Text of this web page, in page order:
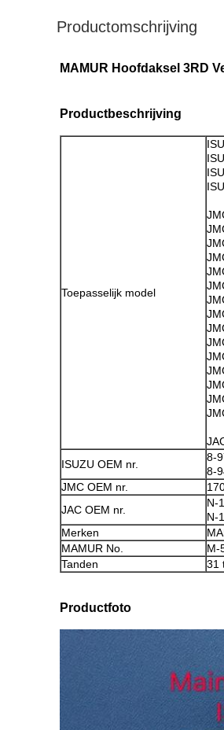
Productomschrijving
MAMUR Hoofdaksel 3RD
Productbeschrijving
Toepasselijk model
ISUZU OEM nr.
8-
8-
JMC OEM nr.
JAC OEM nr.
N-
N-
Merken
MAMUR No.
M-
Tanden
31
Productfoto